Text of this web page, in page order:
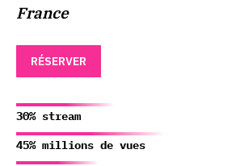
France
RÉSERVER
30% stream
45% millions de vues